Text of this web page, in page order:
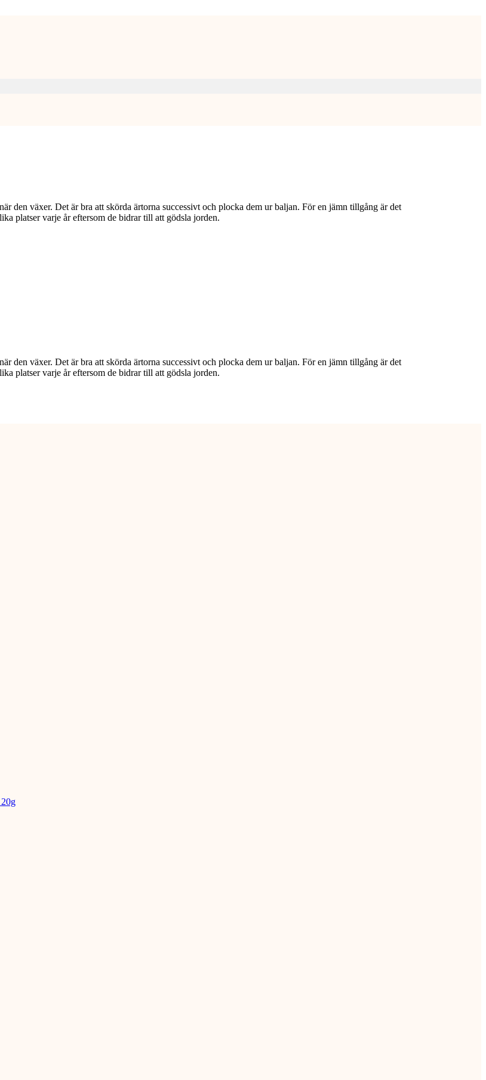
den växer. Det är bra att skörda ärtorna successivt och plocka dem ur baljan. För en jämn tillgång är det
platser varje år eftersom de bidrar till att gödsla jorden.
den växer. Det är bra att skörda ärtorna successivt och plocka dem ur baljan. För en jämn tillgång är det
platser varje år eftersom de bidrar till att gödsla jorden.